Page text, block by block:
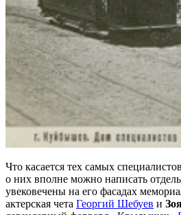
Что касается тех самых
о них вполне можно написать
увековечены на его фасадах
актерская чета Георгий Шебуев и